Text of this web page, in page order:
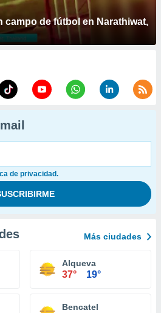
campo de fútbol en Narathiwat,
de privacidad.
Más ciudades
Alqueva
37° 19°
Bencatel